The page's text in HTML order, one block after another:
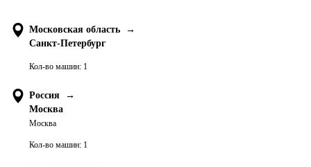
Московская область
→
Санкт-Петербург
Кол-во машин: 1
Россия
→
Москва
Москва
Кол-во машин: 1